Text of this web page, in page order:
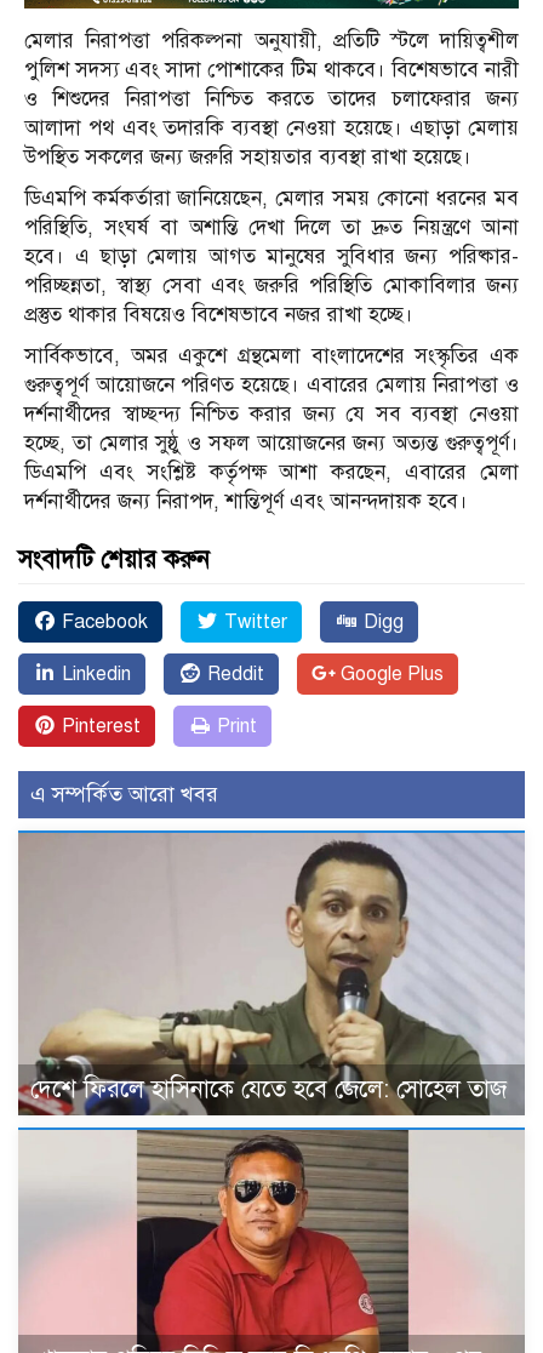
মেলার নিরাপত্তা পরিকল্পনা অনুযায়ী, প্রতিটি স্টলে দায়িত্বশীল
পুলিশ সদস্য এবং সাদা পোশাকের টিম থাকবে। বিশেষভাবে নারী
ও শিশুদের নিরাপত্তা নিশ্চিত করতে তাদের চলাফেরার জন্য
আলাদা পথ এবং তদারকি ব্যবস্থা নেওয়া হয়েছে। এছাড়া মেলায়
উপস্থিত সকলের জন্য জরুরি সহায়তার ব্যবস্থা রাখা হয়েছে।
ডিএমপি কর্মকর্তারা জানিয়েছেন, মেলার সময় কোনো ধরনের মব
পরিস্থিতি, সংঘর্ষ বা অশান্তি দেখা দিলে তা দ্রুত নিয়ন্ত্রণে আনা
হবে। এ ছাড়া মেলায় আগত মানুষের সুবিধার জন্য পরিষ্কার-
পরিচ্ছন্নতা, স্বাস্থ্য সেবা এবং জরুরি পরিস্থিতি মোকাবিলার জন্য
প্রস্তুত থাকার বিষয়েও বিশেষভাবে নজর রাখা হচ্ছে।
সার্বিকভাবে, অমর একুশে গ্রন্থমেলা বাংলাদেশের সংস্কৃতির এক
গুরুত্বপূর্ণ আয়োজনে পরিণত হয়েছে। এবারের মেলায় নিরাপত্তা ও
দর্শনার্থীদের স্বাচ্ছন্দ্য নিশ্চিত করার জন্য যে সব ব্যবস্থা নেওয়া
হচ্ছে, তা মেলার সুষ্ঠু ও সফল আয়োজনের জন্য অত্যন্ত গুরুত্বপূর্ণ।
ডিএমপি এবং সংশ্লিষ্ট কর্তৃপক্ষ আশা করছেন, এবারের মেলা
দর্শনার্থীদের জন্য নিরাপদ, শান্তিপূর্ণ এবং আনন্দদায়ক হবে।
সংবাদটি শেয়ার করুন
Facebook Twitter Digg
Linkedin Reddit Google Plus
Pinterest Print
এ সম্পর্কিত আরো খবর
দেশে ফিরলে হাসিনাকে যেতে হবে জেলে: সোহেল তাজ